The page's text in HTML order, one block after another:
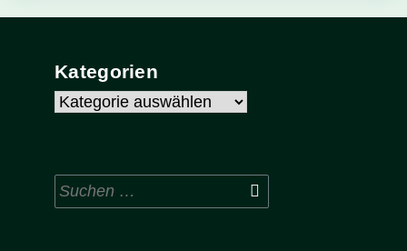
Kategorien
Kategorien
Suchen
nach: